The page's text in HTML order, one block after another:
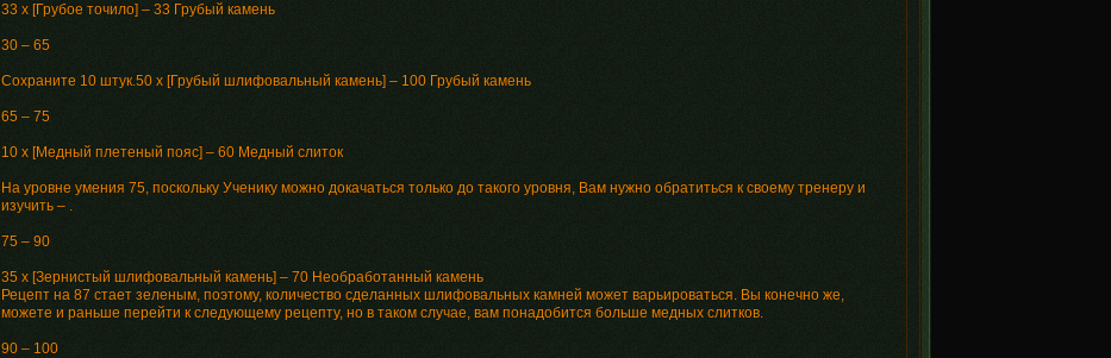
33 x [Грубое точило] – 33 Грубый камень
30 – 65
Сохраните 10 штук.50 x [Грубый шлифовальный камень] – 100 Грубый камень
65 – 75
10 x [Медный плетеный пояс] – 60 Медный слиток
На уровне умения 75, поскольку Ученику можно докачаться только до такого уровня, Вам нужно обратиться к своему тренеру и
изучить – .
75 – 90
35 x [Зернистый шлифовальный камень] – 70 Необработанный камень
Рецепт на 87 стает зеленым, поэтому, количество сделанных шлифовальных камней может варьироваться. Вы конечно же,
можете и раньше перейти к следующему рецепту, но в таком случае, вам понадобится больше медных слитков.
90 – 100